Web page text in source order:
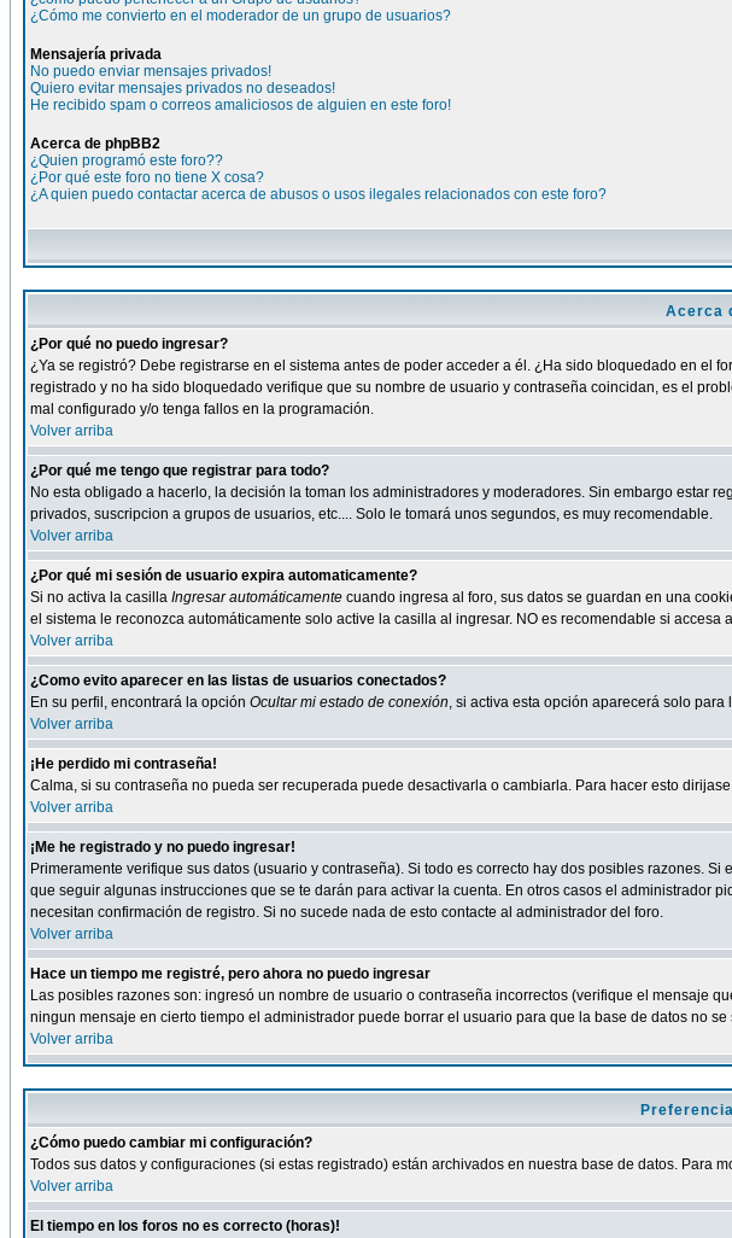
¿Cómo me convierto en el moderador de un grupo de usuarios?
Mensajería privada
No puedo enviar mensajes privados!
Quiero evitar mensajes privados no deseados!
He recibido spam o correos amaliciosos de alguien en este foro!
Acerca de phpBB2
¿Quien programó este foro??
¿Por qué este foro no tiene X cosa?
¿A quien puedo contactar acerca de abusos o usos ilegales relacionados con este foro?
Acerca
¿Por qué no puedo ingresar?
¿Ya se registró? Debe registrarse en el sistema antes de poder acceder a él. ¿Ha sido bloquedado en el
registrado y no ha sido bloquedado verifique que su nombre de usuario y contraseña coincidan, es el
mal configurado y/o tenga fallos en la programación.
Volver arriba
¿Por qué me tengo que registrar para todo?
No esta obligado a hacerlo, la decisión la toman los administradores y moderadores. Sin embargo estar
privados, suscripcion a grupos de usuarios, etc.... Solo le tomará unos segundos, es muy recomendable.
Volver arriba
¿Por qué mi sesión de usuario expira automaticamente?
Si no activa la casilla Ingresar automáticamente cuando ingresa al foro, sus datos se guardan en una
el sistema le reconozca automáticamente solo active la casilla al ingresar. NO es recomendable si
Volver arriba
¿Como evito aparecer en las listas de usuarios conectados?
En su perfil, encontrará la opción Ocultar mi estado de conexión, si activa esta opción aparecerá solo
Volver arriba
¡He perdido mi contraseña!
Calma, si su contraseña no pueda ser recuperada puede desactivarla o cambiarla. Para hacer esto
Volver arriba
¡Me he registrado y no puedo ingresar!
Primeramente verifique sus datos (usuario y contraseña). Si todo es correcto hay dos posibles razones.
que seguir algunas instrucciones que se te darán para activar la cuenta. En otros casos el administrador
necesitan confirmación de registro. Si no sucede nada de esto contacte al administrador del foro.
Volver arriba
Hace un tiempo me registré, pero ahora no puedo ingresar
Las posibles razones son: ingresó un nombre de usuario o contraseña incorrectos (verifique el mensaje
ningun mensaje en cierto tiempo el administrador puede borrar el usuario para que la base de datos no
Volver arriba
¿Cómo puedo cambiar mi configuración?
Todos sus datos y configuraciones (si estas registrado) están archivados en nuestra base de datos. Para
Volver arriba
El tiempo en los foros no es correcto (horas)!